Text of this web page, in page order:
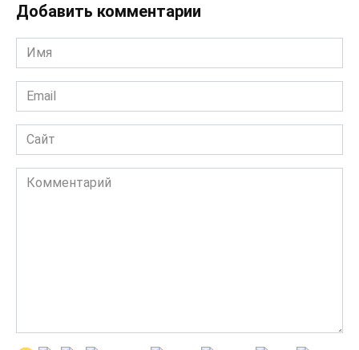
Добавить комментарии
Имя
*
Email
*
Сайт
Комментарий